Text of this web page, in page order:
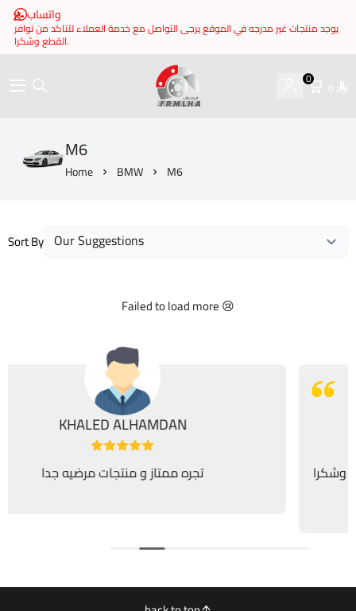
واتساب
يوجد منتجات غير مدرجه في الموقع يرجى التواصل مع خدمة العملاء للتاكد من توافر
القطع وشكرا.
brake it
0
0
M6
Home BMW M6
Sort By
Failed to load more 😢
تجره
الي انا استخدمتها وشكرا